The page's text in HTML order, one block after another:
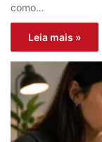
como…
Leia mais »